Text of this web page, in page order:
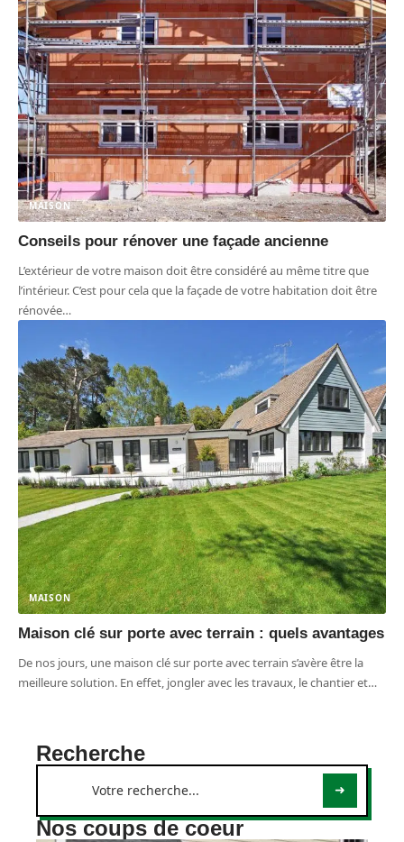
MAISON
Conseils pour rénover une façade ancienne
L’extérieur de votre maison doit être considéré au même titre que
l’intérieur. C’est pour cela que la façade de votre habitation doit être
rénovée…
MAISON
Maison clé sur porte avec terrain : quels avantages
De nos jours, une maison clé sur porte avec terrain s’avère être la
meilleure solution. En effet, jongler avec les travaux, le chantier et…
Recherche
Nos coups de coeur